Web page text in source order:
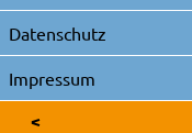
Datenschutz
Impressum
<